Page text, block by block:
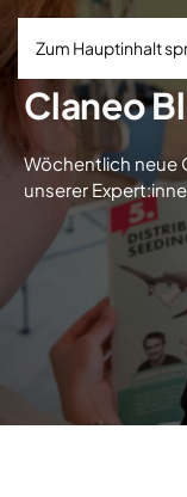
Zum Hauptinhalt
Claneo
Wöchentlich neue
unserer